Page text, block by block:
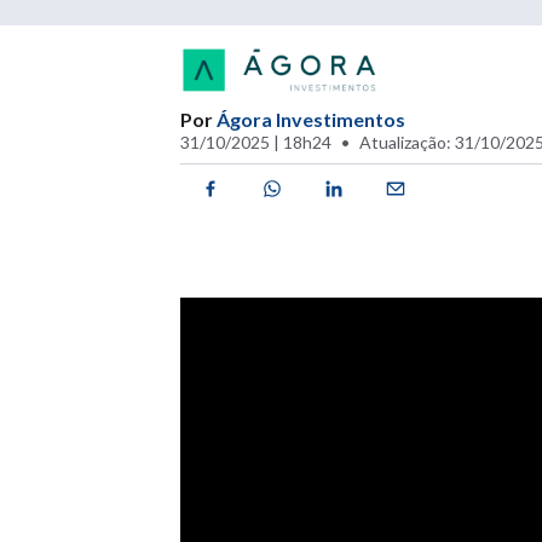
PorÁgora Investimentos
31/10/2025 | 18h24 Atualização: 31/10/